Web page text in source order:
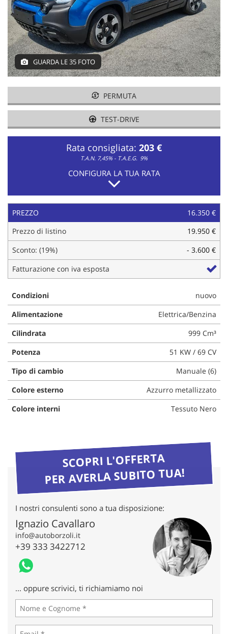
GUARDA LE 35 FOTO
PERMUTA
TEST-DRIVE
Rata consigliata: 203 €
T.A.N. 7,45% - T.A.E.G. 9%
CONFIGURA LA TUA RATA
PREZZO
16.350 €
Prezzo di listino
19.950 €
Sconto: (19%)
- 3.600 €
Fatturazione con iva esposta
Condizioni
nuovo
Alimentazione
Elettrica/Benzina
Cilindrata
999 Cm³
Potenza
51 KW / 69 CV
Tipo di cambio
Manuale (6)
Colore esterno
Azzurro metallizzato
Colore interni
Tessuto Nero
SCOPRI L'OFFERTA
PER AVERLA SUBITO TUA!
I nostri consulenti sono a tua disposizione:
Ignazio Cavallaro
info@autoborzoli.it
+39 333 3422712
... oppure scrivici, ti richiamiamo noi
tracciamento
che
adottiamo
per
offrire
le
funzionalità
e
svolgere
attività
seguito
descritte.
e
funzionamento
di
questi
strumenti
di
tracciamento
si
alla
cookie
policy.
Puoi
rivedere
e
modificare
le
tue
scelte
in
qualsiasi
Cookie necessari
Cookie delle preferenze
Cookie per il miglioramento dell'esperienza utente
Cookie di marketing